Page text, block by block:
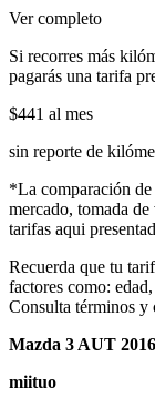
Ver completo
Si recorres más
pagarás una tarifa
$441 al mes
sin reporte de
*La comparación de
mercado, tomada
tarifas aqui
Recuerda que tu
factores como:
Consulta términos y
Mazda 3 AUT 2016
miituo